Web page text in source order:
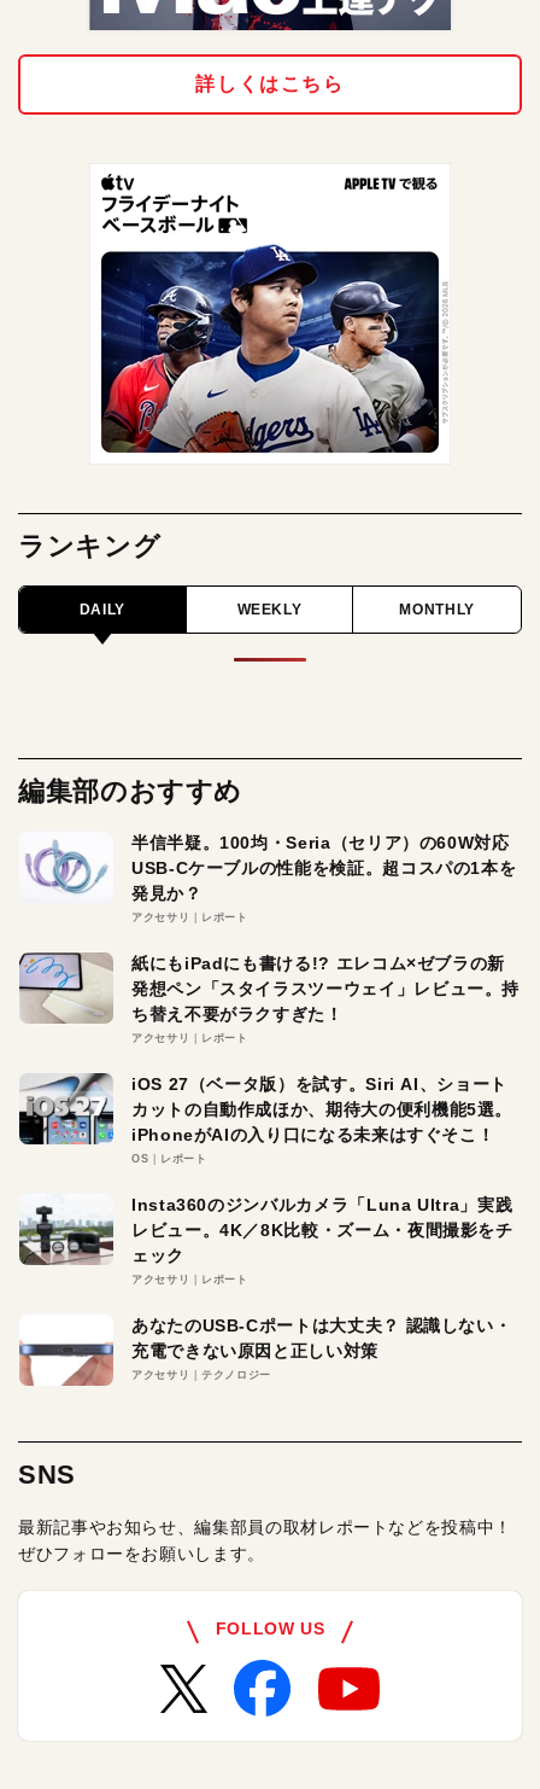
詳しくはこちら
ランキング
DAILY WEEKLY MONTHLY
編集部のおすすめ
半信半疑。100均・Seria（セリア）の60W対応
USB-Cケーブルの性能を検証。超コスパの1本を
発見か？
アクセサリ レポート
紙にもiPadにも書ける!? エレコム×ゼブラの新
発想ペン「スタイラスツーウェイ」レビュー。持
ち替え不要がラクすぎた！
アクセサリ レポート
iOS 27（ベータ版）を試す。Siri AI、ショート
カットの自動作成ほか、期待大の便利機能5選。
iPhoneがAIの入り口になる未来はすぐそこ！
OS レポート
Insta360のジンバルカメラ「Luna Ultra」実践
レビュー。4K／8K比較・ズーム・夜間撮影をチ
ェック
アクセサリ レポート
あなたのUSB-Cポートは大丈夫？ 認識しない・
充電できない原因と正しい対策
アクセサリ テクノロジー
SNS
最新記事やお知らせ、編集部員の取材レポートなどを投稿中！
ぜひフォローをお願いします。
FOLLOW US